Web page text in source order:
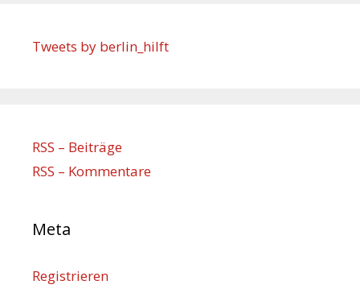
Tweets by berlin_hilft
RSS – Beiträge
RSS – Kommentare
Meta
Registrieren